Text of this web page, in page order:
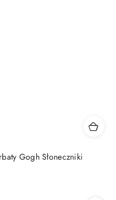
Gogh Słoneczniki